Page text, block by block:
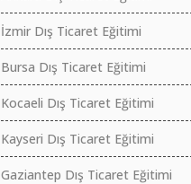
İzmir Dış Ticaret Eğitimi
Bursa Dış Ticaret Eğitimi
Kocaeli Dış Ticaret Eğitimi
Kayseri Dış Ticaret Eğitimi
Gaziantep Dış Ticaret Eğitimi